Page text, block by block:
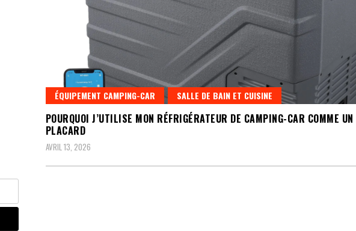
ÉQUIPEMENT CAMPING-CAR SALLE DE BAIN ET CUISINE
POURQUOI J’UTILISE MON RÉFRIGÉRATEUR DE CAMPING-CAR COMME UN
PLACARD
AVRIL 13, 2026